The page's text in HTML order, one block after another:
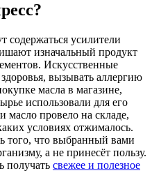
содержаться усилители
изначальный продукт
Искусственные
вызывать аллергию
масла в магазине,
использовали для его
масло провело на складе,
условиях отжималось.
того, что выбранный вами
а не принесёт пользу.
получать свежее и полезное